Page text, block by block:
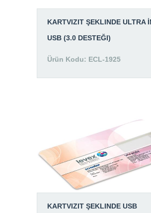
KARTVIZIT ŞEKLINDE ULTRA
USB (3.0 DESTEĞI)
Ürün Kodu: ECL-1925
KARTVIZIT ŞEKLINDE USB